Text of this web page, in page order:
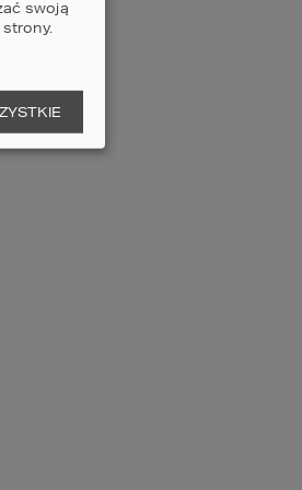
koszty eksploatacji budynków.
na ogrzewaniu.
współczynnikiem przenikania ciepła
podczas słonecznych,
dodatkowo zmniejsza
parametrami termoizolacyjnymi,
swoją